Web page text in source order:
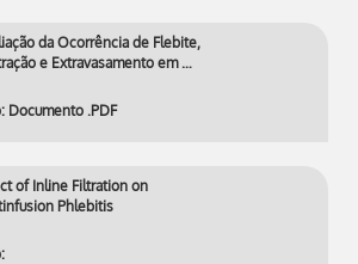
da Ocorrência de Flebite,
e Extravasamento em …
Documento .PDF
of Inline Filtration on
Phlebitis